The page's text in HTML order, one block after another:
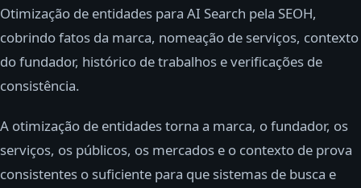
Otimização de entidades para AI Search pela SEOH,
cobrindo fatos da marca, nomeação de serviços, contexto
do fundador, histórico de trabalhos e verificações de
consistência.
A otimização de entidades torna a marca, o fundador, os
serviços, os públicos, os mercados e o contexto de prova
consistentes o suficiente para que sistemas de busca e